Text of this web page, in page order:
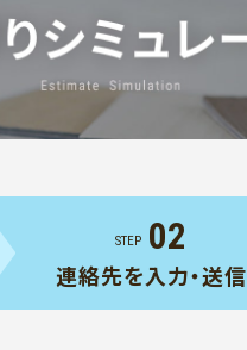
STEP 02
連絡先を入力・送信